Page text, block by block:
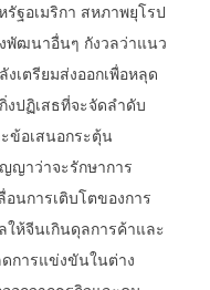
ฐอเมริกา สหภาพยุโรป
พัฒนาอื่นๆ กังวลว่าแนว
เตรียมส่งออกเพื่อหลุด
งปฏิเสธที่จะจัดลำดับ
ข้อเสนอกระตุ้น
ญาว่าจะรักษาการ
นการเติบโตของการ
ให้จีนเกินดุลการค้าและ
การแข่งขันในต่าง